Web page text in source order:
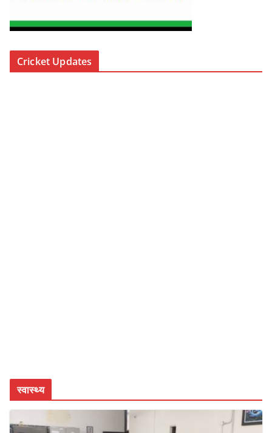
Cricket Updates
स्वास्थ्य